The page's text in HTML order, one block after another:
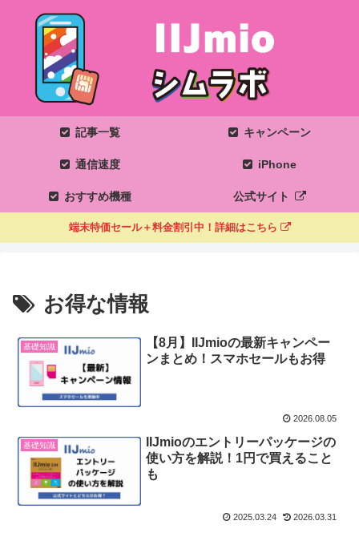
記事一覧 キャンペーン
通信速度 iPhone
おすすめ機種 公式サイト
端末特価セール＋料金割引中！詳細はこちら
お得な情報
基礎知識
【8月】IIJmioの最新キャンペー
ンまとめ！スマホセールもお得
2026.08.05
基礎知識
IIJmioのエントリーパッケージの
使い方を解説！1円で買えること
も
2025.03.24 2026.03.31